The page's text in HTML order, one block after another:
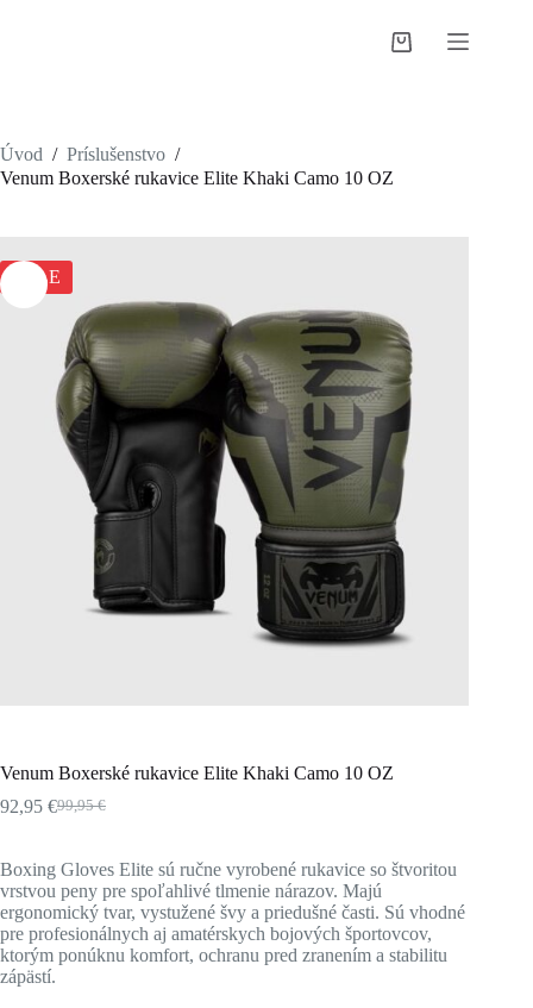
Shopping
Úvod / Príslušenstvo /
Venum Boxerské rukavice Elite Khaki Camo 10 OZ
SALE
Venum Boxerské rukavice Elite Khaki Camo 10 OZ
99,95€
Pôvodná
99,95 €.
92,95 €Aktuálna
92,95 €.
Boxing Gloves Elite sú ručne vyrobené rukavice so štvoritou
vrstvou peny pre spoľahlivé tlmenie nárazov. Majú
ergonomický tvar, vystužené švy a priedušné časti. Sú vhodné
pre profesionálnych aj amatérskych bojových športovcov,
ktorým ponúknu komfort, ochranu pred zranením a stabilitu
zápästí.